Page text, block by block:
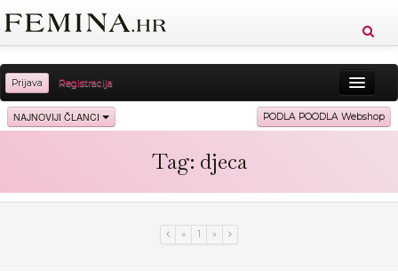
Prijava Registracija
Sreća Zdravlje Vitkost
Relax
NAJNOVIJI ČLANCI PODLA POODLA Webshop
Tag: djeca
« 1 »